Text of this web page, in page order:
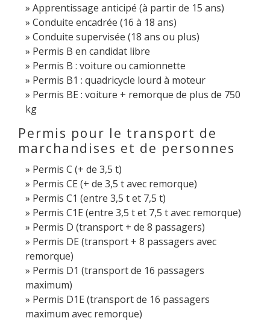
Apprentissage anticipé (à partir de 15 ans)
Conduite encadrée (16 à 18 ans)
Conduite supervisée (18 ans ou plus)
Permis B en candidat libre
Permis B : voiture ou camionnette
Permis B1 : quadricycle lourd à moteur
Permis BE : voiture + remorque de plus de 750
kg
Permis pour le transport de
marchandises et de personnes
Permis C (+ de 3,5 t)
Permis CE (+ de 3,5 t avec remorque)
Permis C1 (entre 3,5 t et 7,5 t)
Permis C1E (entre 3,5 t et 7,5 t avec remorque)
Permis D (transport + de 8 passagers)
Permis DE (transport + 8 passagers avec
remorque)
Permis D1 (transport de 16 passagers
maximum)
Permis D1E (transport de 16 passagers
maximum avec remorque)